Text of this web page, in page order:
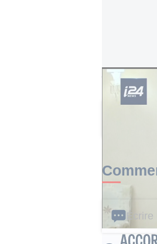
Accord
Cet
Écrire